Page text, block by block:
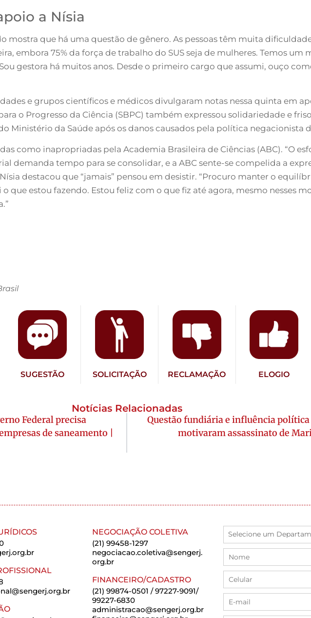
a Nísia
mostra que há uma questão de gênero. As pessoas têm muita
embora 75% da força de trabalho do SUS seja de mulheres. Temos um
gestora há muitos anos. Desde o primeiro cargo que assumi, ouço
e grupos científicos e médicos divulgaram notas nessa quinta em
o Progresso da Ciência (SBPC) também expressou solidariedade e
Ministério da Saúde após os danos causados pela política negacionista
como inapropriadas pela Academia Brasileira de Ciências (ABC). “O
demanda tempo para se consolidar, e a ABC sente-se compelida a
destacou que “jamais” pensou em desistir. “Procuro manter o
que estou fazendo. Estou feliz com o que fiz até agora, mesmo nesses
SUGESTÃO SOLICITAÇÃO RECLAMAÇÃO ELOGIO
Notícias Relacionadas
Federal precisa
de saneamento |
Questão fundiária e influência
motivaram assassinato de
NEGOCIAÇÃO COLETIVA
(21) 99458-1297
negociacao.coletiva@sengerj.
org.br
FINANCEIRO/CADASTRO
(21) 99874-0501 / 97227-9091/
99227-6830
administracao@sengerj.org.br